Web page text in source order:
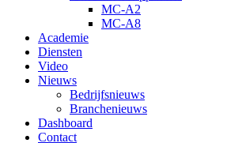
MC-A2
MC-A8
Academie
Diensten
Video
Nieuws
Bedrijfsnieuws
Branchenieuws
Dashboard
Contact